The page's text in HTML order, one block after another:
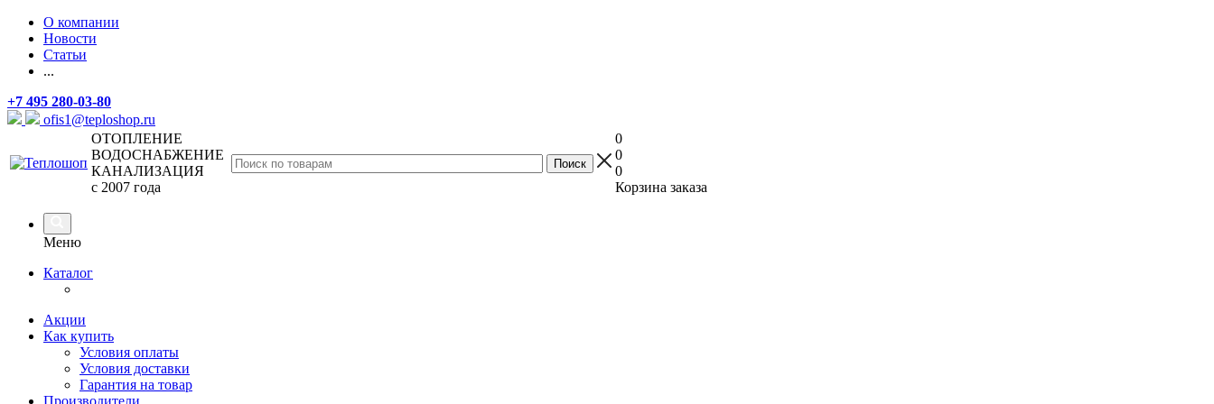
О компании
Новости
Статьи
...
+7 495 280-03-80
ofis1@teploshop.ru
ОТОПЛЕНИЕ
ВОДОСНАБЖЕНИЕ
КАНАЛИЗАЦИЯ
с 2007 года
0
0
0
Корзина заказа
Меню
Каталог
Акции
Как купить
Условия оплаты
Условия доставки
Гарантия на товар
Производители